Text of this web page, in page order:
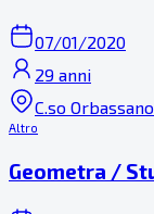
07/01/2020
29 anni
C.so
Altro
Geometra /